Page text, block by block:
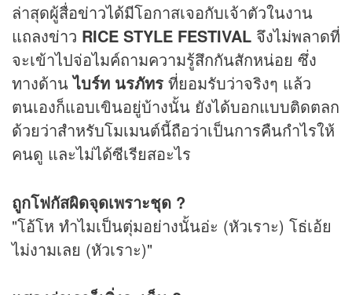
ล่าสุดผู้สื่อข่าวได้มีโอกาสเจอกับเจ้าตัวในงาน
แถลงข่าว RICE STYLE FESTIVAL จึงไม่พลาดที่
จะเข้าไปจ่อไมค์ถามความรู้สึกกันสักหน่อย ซึ่ง
ทางด้านไบร์ท นรภัทร ที่ยอมรับว่าจริงๆ แล้ว
ตนเองก็แอบเขินอยู่บ้างนั้น ยังได้บอกแบบติดตลก
ด้วยว่าสำหรับโมเมนต์นี้ถือว่าเป็นการคืนกำไรให้
คนดู และไม่ได้ซีเรียสอะไร
ถูกโฟกัสผิดจุดเพราะชุด ?
"โอ้โห ทำไมเป็นตุ่มอย่างนั้นอ่ะ (หัวเราะ) โธ่เอ้ย
ไม่งามเลย (หัวเราะ)"